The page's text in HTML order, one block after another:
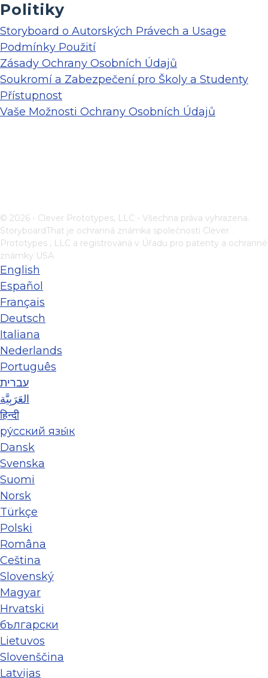
Politiky
Storyboard o Autorských Právech a Usage
Podmínky Použití
Zásady Ochrany Osobních Údajů
Soukromí a Zabezpečení pro Školy a Studenty
Přístupnost
Vaše Možnosti Ochrany Osobních Údajů
© 2026 - Clever Prototypes, LLC - Všechna práva vyhrazena.
StoryboardThat je ochranná známka společnosti Clever
Prototypes , LLC a registrovaná v Úřadu pro patenty a ochranné
známky USA
English
Español
Français
Deutsch
Italiana
Nederlands
Português
עברית
العَرَبِيَّة
हिन्दी
ру́сский язы́к
Dansk
Svenska
Suomi
Norsk
Türkçe
Polski
Româna
Ceština
Slovenský
Magyar
Hrvatski
български
Lietuvos
Slovenščina
Latvijas